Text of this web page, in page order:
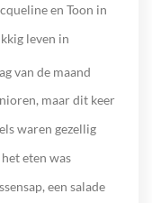
en Toon in
leven in
van de maand
maar dit keer
waren gezellig
eten was
een salade